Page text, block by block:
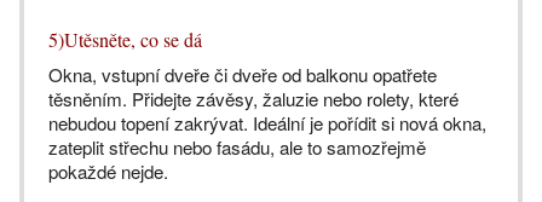
5)Utěsněte, co se dá
Okna, vstupní dveře či dveře od balkonu opatřete
těsněním. Přidejte závěsy, žaluzie nebo rolety, které
nebudou topení zakrývat. Ideální je pořídit si nová okna,
zateplit střechu nebo fasádu, ale to samozřejmě
pokaždé nejde.